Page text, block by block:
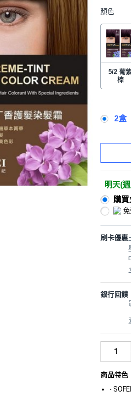
顏色
5/2 葡
棕
2盒
明天(
購
刷卡優惠
銀行回饋
商品特色
-